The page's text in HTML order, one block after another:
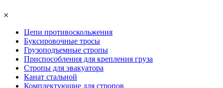
𐄂
Цепи противоскольжения
Буксировочные тросы
Грузоподъемные стропы
Приспособления для крепления груза
Стропы для эвакуатора
Канат стальной
Комплектующие для стропов